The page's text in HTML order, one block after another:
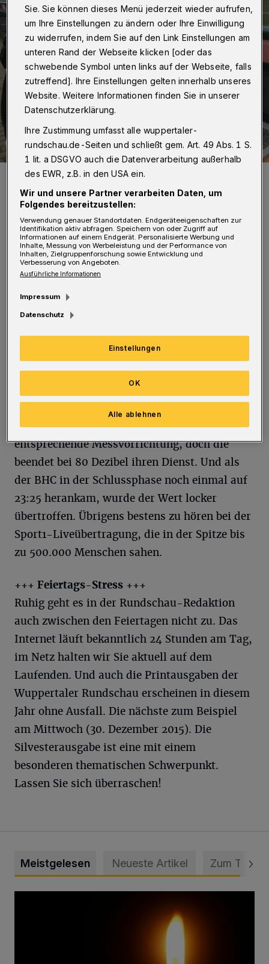
Julian Schumacher, hier bei einem (kalten) WSV-Liveticker.
Foto: Jörn Koldehoff
Von der Redaktion
+++ Technik, die begeistert +++
Eine ziemlich gute Idee hatte Rundschau-
Mitarbeiter Julian Schumacher. Er wollte
testen, die hoch die Dezibel-Zahl in der Kölner
Lanxess-Arena während des Spiels des
Handball-Bundesligisten Bergischer HC gegen
den THW Kiel (28:31) ist. Sein Pech: Das
Smartphone verfügt zwar über eine
entsprechende Messvorrichtung, doch die
beendet bei 80 Dezibel ihren Dienst. Und als
der BHC in der Schlussphase noch einmal auf
23:25 herankam, wurde der Wert locker
übertroffen. Übrigens bestens zu hören bei der
Sport1-Liveübertragung, die in der Spitze bis
zu 500.000 Menschen sahen.
+++ Feiertags-Stress +++
Ruhig geht es in der Rundschau-Redaktion
auch zwischen den Feiertagen nicht zu. Das
Internet läuft bekanntlich 24 Stunden am Tag,
im Netz halten wir Sie aktuell auf dem
Laufenden. Und auch die Printausgaben der
Wuppertaler Rundschau erscheinen in diesem
Jahr ohne Ausfall. Die nächste zum Beispiel
am Mittwoch (30. Dezember 2015). Die
Silvesterausgabe ist eine mit einem
besonderen thematischen Schwerpunkt.
Lassen Sie sich überraschen!
Meistgelesen Neueste Artikel Zum Thema
Sie. Sie können dieses Menü jederzeit wieder aufrufen,
um Ihre Einstellungen zu ändern oder Ihre Einwilligung
zu widerrufen, indem Sie auf den Link Einstellungen am
unteren Rand der Webseite klicken [oder das
schwebende Symbol unten links auf der Webseite, falls
zutreffend]. Ihre Einstellungen gelten innerhalb unseres
Website. Weitere Informationen finden Sie in unserer
Datenschutzerklärung.
Ihre Zustimmung umfasst alle wuppertaler-
rundschau.de-Seiten und schließt gem. Art. 49 Abs. 1 S.
1 lit. a DSGVO auch die Datenverarbeitung außerhalb
des EWR, z.B. in den USA ein.
Wir und unsere Partner verarbeiten Daten, um
Folgendes bereitzustellen:
Verwendung genauer Standortdaten. Endgeräteeigenschaften zur
Identifikation aktiv abfragen. Speichern von oder Zugriff auf
Informationen auf einem Endgerät. Personalisierte Werbung und
Inhalte, Messung von Werbeleistung und der Performance von
Inhalten, Zielgruppenforschung sowie Entwicklung und
Verbesserung von Angeboten.
Ausführliche Informationen
Impressum
Datenschutz
Einstellungen
Alle ablehnen
OK